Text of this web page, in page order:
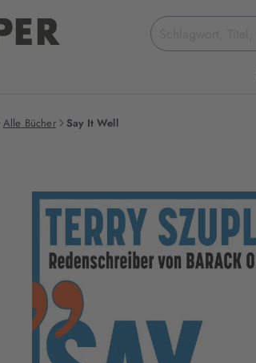
Suchbegriff
eingeben
Alle Bücher Say It Well
Produktbilder
Buch